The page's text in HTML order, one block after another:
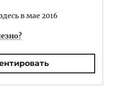
в мае 2016